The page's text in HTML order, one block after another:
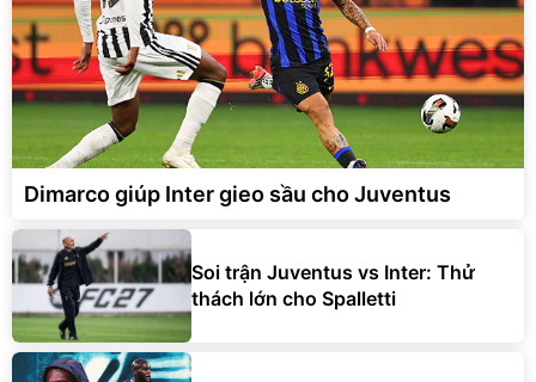
Dimarco giúp Inter gieo sầu cho Juventus
Soi trận Juventus vs Inter: Thử
thách lớn cho Spalletti